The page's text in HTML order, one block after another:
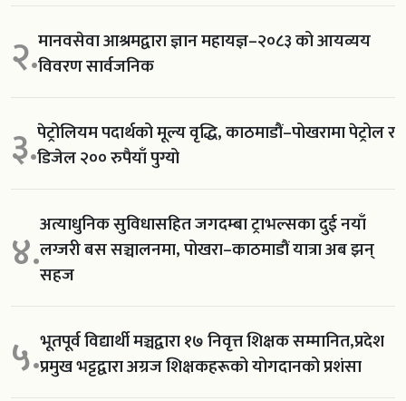
२.मानवसेवा आश्रमद्वारा ज्ञान महायज्ञ–२०८३ को आयव्यय
विवरण सार्वजनिक
३.पेट्रोलियम पदार्थको मूल्य वृद्धि, काठमाडौं–पोखरामा पेट्रोल र
डिजेल २०० रुपैयाँ पुग्यो
४.अत्याधुनिक सुविधासहित जगदम्बा ट्राभल्सका दुई नयाँ
लग्जरी बस सञ्चालनमा, पोखरा–काठमाडौं यात्रा अब झन्
सहज
५.भूतपूर्व विद्यार्थी मञ्चद्वारा १७ निवृत्त शिक्षक सम्मानित,प्रदेश
प्रमुख भट्टद्वारा अग्रज शिक्षकहरूको योगदानको प्रशंसा